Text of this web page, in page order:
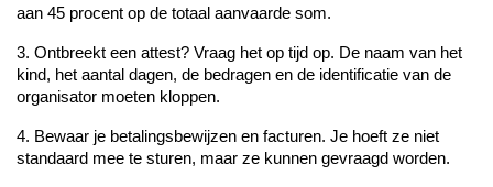
aan 45 procent op de totaal aanvaarde som.
3. Ontbreekt een attest? Vraag het op tijd op. De naam van het
kind, het aantal dagen, de bedragen en de identificatie van de
organisator moeten kloppen.
4. Bewaar je betalingsbewijzen en facturen. Je hoeft ze niet
standaard mee te sturen, maar ze kunnen gevraagd worden.